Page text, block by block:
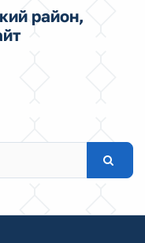
район,